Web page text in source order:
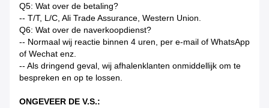
Q5: Wat over de betaling?
-- T/T, L/C, Ali Trade Assurance, Western Union.
Q6: Wat over de naverkoopdienst?
-- Normaal wij reactie binnen 4 uren, per e-mail of WhatsApp
of Wechat enz.
-- Als dringend geval, wij afhalenklanten onmiddellijk om te
bespreken en op te lossen.
ONGEVEER DE V.S.: